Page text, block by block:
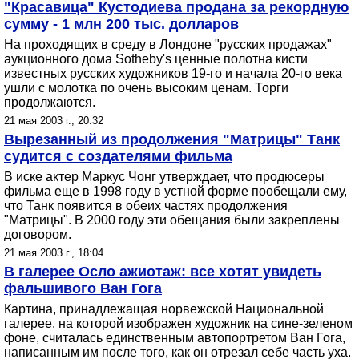
"Красавица" Кустодиева продана за рекордную
сумму - 1 млн 200 тыс. долларов
На проходящих в среду в Лондоне "русских продажах"
аукционного дома Sotheby's ценные полотна кисти
известных русских художников 19-го и начала 20-го века
ушли с молотка по очень высоким ценам. Торги
продолжаются.
21 мая 2003 г., 20:32
Вырезанный из продолжения "Матрицы" Танк
судится с создателями фильма
В иске актер Маркус Чонг утверждает, что продюсеры
фильма еще в 1998 году в устной форме пообещали ему,
что Танк появится в обеих частях продолжения
"Матрицы". В 2000 году эти обещания были закреплены
договором.
21 мая 2003 г., 18:04
В галерее Осло ажиотаж: все хотят увидеть
фальшивого Ван Гога
Картина, принадлежащая норвежской Национальной
галерее, на которой изображен художник на сине-зеленом
фоне, считалась единственным автопортретом Ван Гога,
написанным им после того, как он отрезал себе часть уха.